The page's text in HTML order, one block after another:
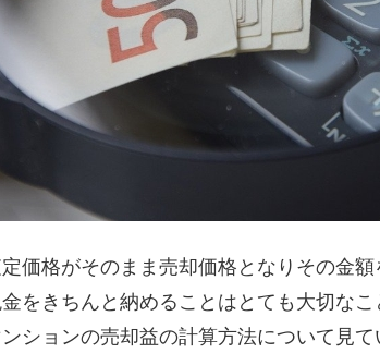
価格がそのまま売却価格となりその金
をきちんと納めることはとても大切なこ
ションの売却益の計算方法について見て